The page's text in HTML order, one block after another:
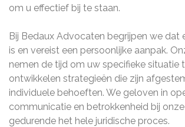
om u effectief bij te staan.
Bij Bedaux Advocaten begrijpen we dat
is en vereist een persoonlijke aanpak.
nemen de tijd om uw specifieke situatie
ontwikkelen strategieën die zijn
individuele behoeften. We geloven in
communicatie en betrokkenheid bij
gedurende het hele juridische proces.